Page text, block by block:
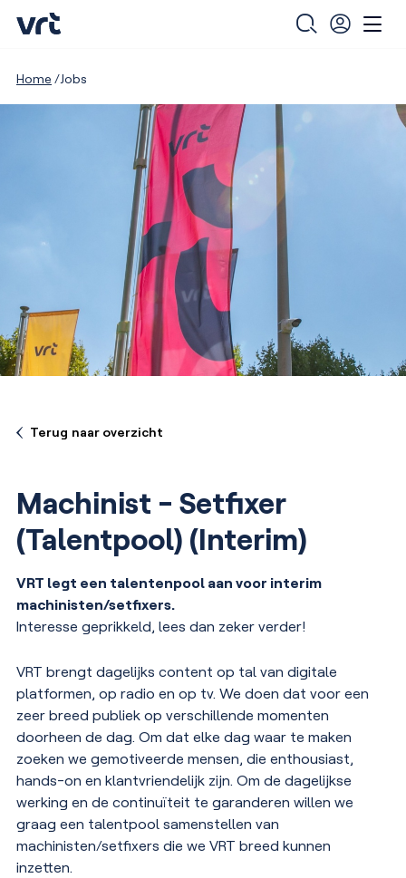
Home Jobs
Terug naar overzicht
Machinist - Setfixer
(Talentpool) (Interim)
VRT legt een talentenpool aan voor interim
machinisten/setfixers.
Interesse geprikkeld, lees dan zeker verder!
VRT brengt dagelijks content op tal van digitale
platformen, op radio en op tv. We doen dat voor een
zeer breed publiek op verschillende momenten
doorheen de dag. Om dat elke dag waar te maken
zoeken we gemotiveerde mensen, die enthousiast,
hands-on en klantvriendelijk zijn. Om de dagelijkse
werking en de continuïteit te garanderen willen we
graag een talentpool samenstellen van
machinisten/setfixers die we VRT breed kunnen
inzetten.